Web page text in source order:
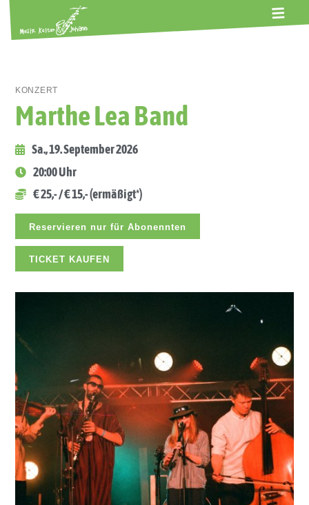
KONZERT
Marthe Lea Band
Sa., 19. September 2026
20:00 Uhr
€ 25,- / € 15,- (ermäßigt*)
Reservieren nur für Abonennten
TICKET KAUFEN